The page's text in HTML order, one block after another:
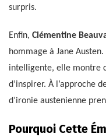
surpris.
Enfin, Clémentine
hommage à Jane
intelligente, elle montre
d’inspirer. À l’approche
d’ironie austenienne
Pourquoi Cette